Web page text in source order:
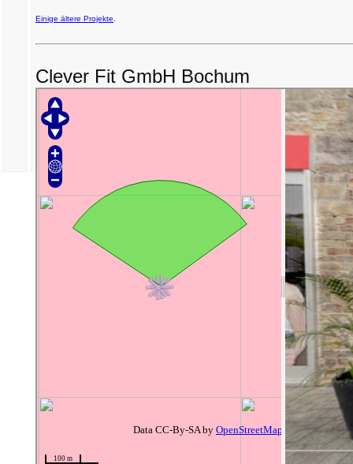
Einige ältere Projekte
Clever Fit GmbH Bochum